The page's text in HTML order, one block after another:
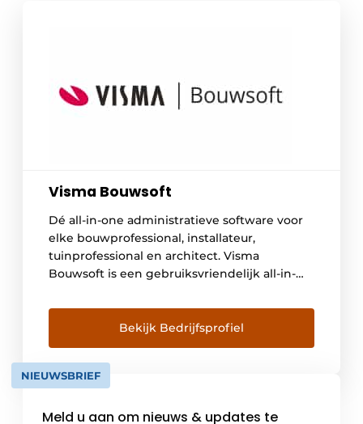
Visma Bouwsoft
Dé all-in-one administratieve software voor
elke bouwprofessional, installateur,
tuinprofessional en architect. Visma
Bouwsoft is een gebruiksvriendelijk all-in-
administratie mee uit te voeren,
vertrekkend van het eerste contact met uw
klant tot de laatste factuur. Het centraal
beheren van adressen en projecten, het
opmaken van offertes en facturen, het
vorderingsstaten en […]
Bekijk Bedrijfsprofiel
NIEUWSBRIEF
Meld u aan om nieuws & updates te